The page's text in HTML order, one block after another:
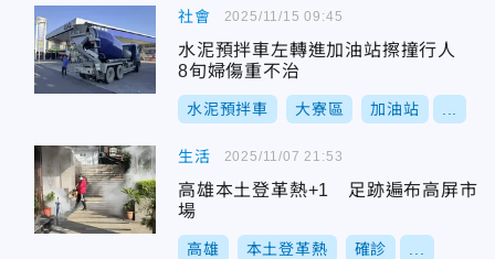
社會
水泥預拌車左轉進加油站擦撞行人
8旬婦傷重不治
水泥預拌車 大寮區 加油站
2025/11/15 09:45
生活
高雄本土登革熱+1 足跡遍布高屏市
場
高雄 本土登革熱 確診
2025/11/07 21:53